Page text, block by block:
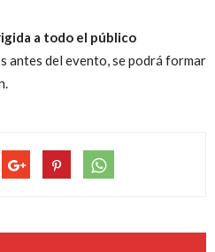
a todo el público
antes del evento, se podrá formar